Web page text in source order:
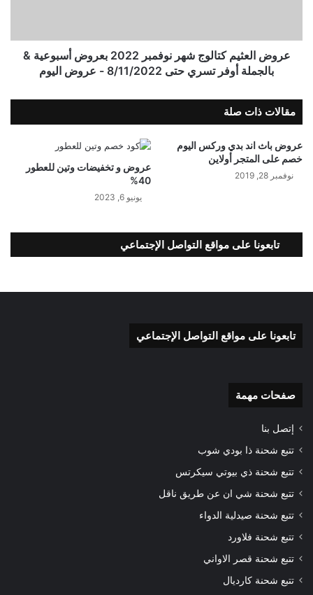
عروض العثيم كتالوج شهر نوفمبر 2022 بعروض أسبوعية &
بالجملة أوفر تسري حتى 8/11/2022 - عروض اليوم
مقالات ذات صلة
عروض باث اند بدي وركس اليوم
خصم على المتجر أولاين
نوفمبر 28, 2019
عروض و تخفيضات وتين للعطور
40%
يونيو 6, 2023
تابعونا على مواقع التواصل الإجتماعي
تابعونا على مواقع التواصل الإجتماعي
صفحات مهمة
إتصل بنا
تتبع شحنة ذا بودي شوب
تتبع شحنة ذي بيوتي سيكرتس
تتبع شحنة شي ان عن طريق ناقل
تتبع شحنة صيدلية الدواء
تتبع شحنة فلاورد
تتبع شحنة قصر الاواني
تتبع شحنة كارديال